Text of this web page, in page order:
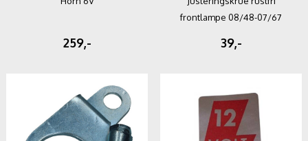
259,-
frontlampe 08/48-07/67
39,-